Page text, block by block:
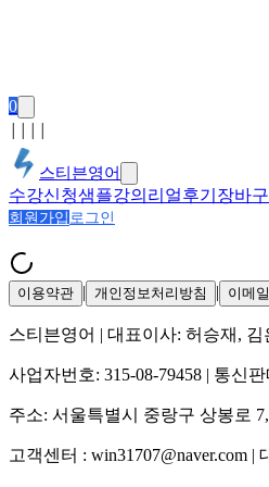
0
스티븐영어
수강신청샘플강의 리얼후기 장바구
회원가입 로그인
이용약관 | 개인정보처리방침 | 이메
스티븐영어 | 대표이사: 허승재, 김
사업자번호: 315-08-79458 | 통신
주소: 서울특별시 중랑구 상봉로
고객센터 : win31707@naver.com |